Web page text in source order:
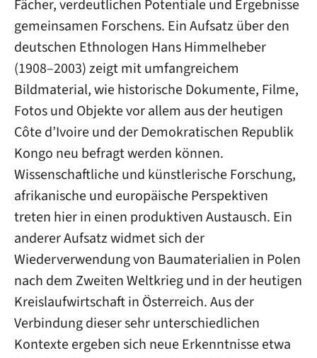
Fächer, verdeutlichen Potentiale und Ergebnisse
gemeinsamen Forschens. Ein Aufsatz über den
deutschen Ethnologen Hans Himmelheber
(1908–2003) zeigt mit umfangreichem
Bildmaterial, wie historische Dokumente, Filme,
Fotos und Objekte vor allem aus der heutigen
Côte d’Ivoire und der Demokratischen Republik
Kongo neu befragt werden können.
Wissenschaftliche und künstlerische Forschung,
afrikanische und europäische Perspektiven
treten hier in einen produktiven Austausch. Ein
anderer Aufsatz widmet sich der
Wiederverwendung von Baumaterialien in Polen
nach dem Zweiten Weltkrieg und in der heutigen
Kreislaufwirtschaft in Österreich. Aus der
Verbindung dieser sehr unterschiedlichen
Kontexte ergeben sich neue Erkenntnisse etwa